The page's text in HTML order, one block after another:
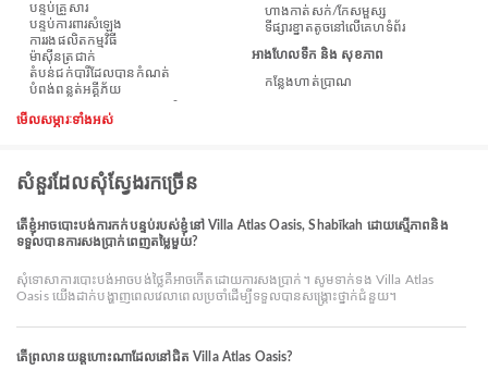
បន្ទប់គ្រួសារ
បន្ទប់ការពារសំឡេង
ការរងផលិតកម្មវិធី
ម៉ាស៊ីនត្រជាក់
តំបន់ជក់បារីដែលបានកំណត់
បំពង់​ពន្លត់អគ្គីភ័យ
ហាងកាត់សក់/កែសម្ផស្ស
ទីផ្សារខ្នាតតូចនៅលើគេហទំព័រ
អាងហែលទឹក និង សុខភាព
កន្លែងហាត់ប្រាណ
មើលសម្ភារៈទាំងអស់
សំនួរដែលសុំស្វែងរកច្រើន
តើខ្ញុំអាចបោះបង់ការកក់បន្ទប់របស់ខ្ញុំនៅ Villa Atlas Oasis, Shabīkah ដោយស្មើភាពនិង
ទទួលបានការសងប្រាក់ពេញតម្លៃមួយ?
សុំទោសាការបោះបង់អាចបង់ថ្លៃគឺអាចកើតដោយការសងប្រាក់។ សូមទាក់ទង Villa Atlas
Oasis យើងដាក់បង្ហាញពេលវេលាពេលប្រចាំដើម្បីទទួលបានសង្គ្រោះថ្នាក់ជំនួយ។
តើព្រលានយន្តហោះណាដែលនៅជិត Villa Atlas Oasis?